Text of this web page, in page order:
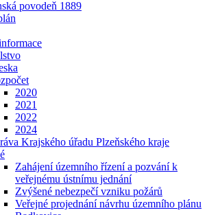
povodeň 1889
2020
2021
2022
2024
Krajského úřadu Plzeňského kraje
Zahájení územního řízení a pozvání k
veřejnému ústnímu jednání
Zvýšené nebezpečí vzniku požárů
Veřejné projednání návrhu územního plánu